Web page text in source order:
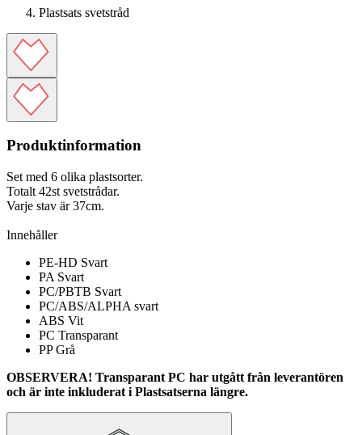
Plastsats svetstråd
Produktinformation
Set med 6 olika plastsorter.
Totalt 42st svetstrådar.
Varje stav är 37cm.
Innehåller
PE-HD Svart
PA Svart
PC/PBTB Svart
PC/ABS/ALPHA svart
ABS Vit
PC Transparant
PP Grå
OBSERVERA! Transparant PC har utgått från leverantören
och är inte inkluderat i Plastsatserna längre.